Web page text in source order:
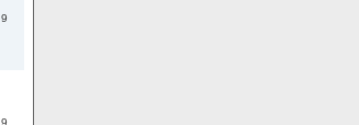
9
9